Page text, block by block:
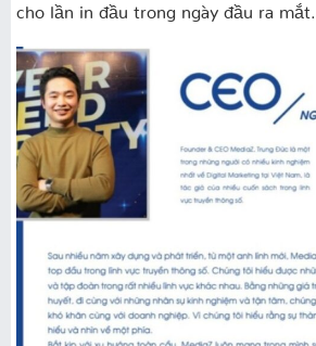
cho lần in đầu trong ngày đầu ra mắt.